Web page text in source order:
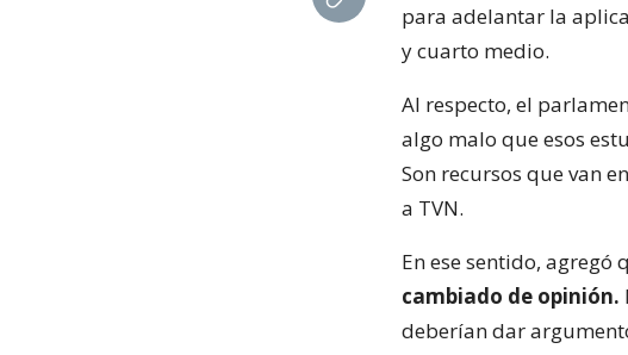
para adelantar la
y cuarto medio.
Al respecto, el
algo malo que esos
Son recursos que van
a TVN.
En ese sentido, agregó
cambiado de opinión.
deberían dar